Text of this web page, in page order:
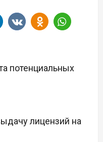
потенциальных
лицензий на